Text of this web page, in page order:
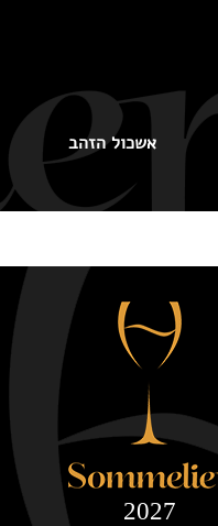
אשכול הזהב
2027